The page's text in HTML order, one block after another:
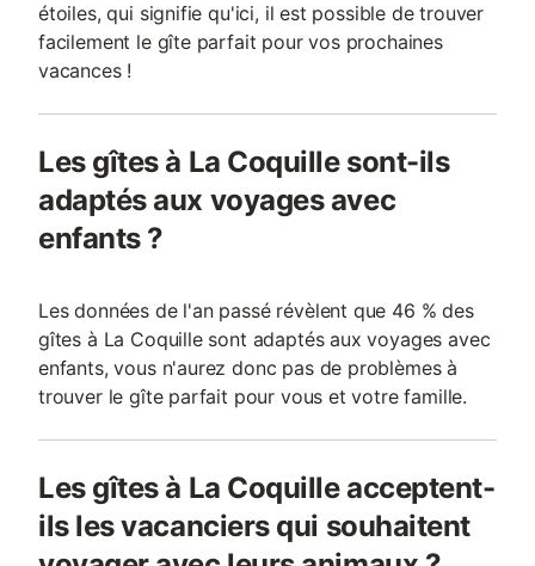
étoiles, qui signifie qu'ici, il est possible de trouver
facilement le gîte parfait pour vos prochaines
vacances !
Les gîtes à La Coquille sont-ils
adaptés aux voyages avec
enfants ?
Les données de l'an passé révèlent que 46 % des
gîtes à La Coquille sont adaptés aux voyages avec
enfants, vous n'aurez donc pas de problèmes à
trouver le gîte parfait pour vous et votre famille.
Les gîtes à La Coquille acceptent-
ils les vacanciers qui souhaitent